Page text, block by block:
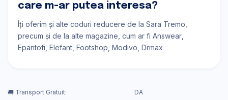
care m-ar putea interesa?
Îți oferim și alte coduri reducere de la Sara Tremo,
precum și de la alte magazine, cum ar fi Answear
Epantofi Elefant Footshop Modivo Drmax
🚚 Transport Gratuit: DA